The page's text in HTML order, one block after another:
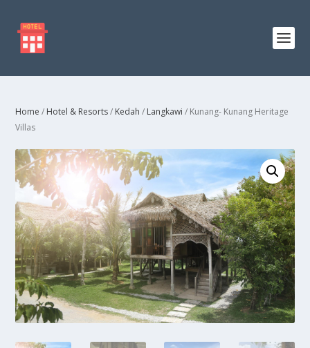
Home / Hotel & Resorts/ Kedah / Langkawi / Kunang- Kunang Heritage
Villas